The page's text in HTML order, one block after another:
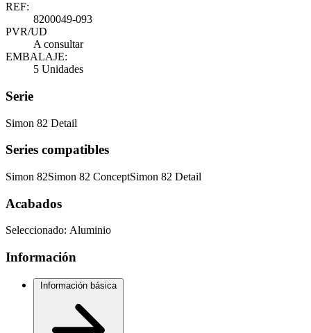
REF:
8200049-093
PVR/UD
A consultar
EMBALAJE:
5 Unidades
Serie
Simon 82 Detail
Series compatibles
Simon 82Simon 82 ConceptSimon 82 Detail
Acabados
Seleccionado: Aluminio
Información